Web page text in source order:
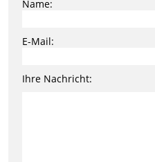
Name:
E-Mail:
Ihre Nachricht: